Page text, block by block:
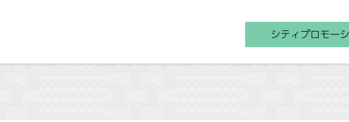
シティプロモー